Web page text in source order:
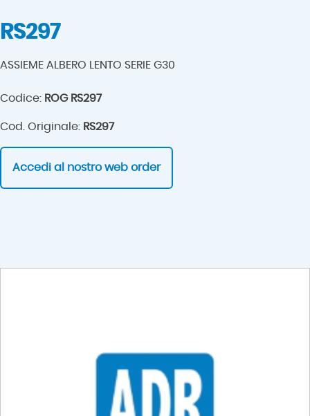
RS297
ASSIEME ALBERO LENTO SERIE G30
Codice: ROG RS297
Cod. Originale: RS297
Accedi al nostro web order